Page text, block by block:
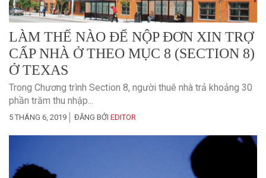
LÀM THẾ NÀO ĐỂ NỘP ĐƠN XIN TRỢ
CẤP NHÀ Ở THEO MỤC 8 (SECTION 8)
Ở TEXAS
Trong Chương trình Section 8, người thuê nhà trả khoảng 30
phần trăm thu nhập...
5 THÁNG 6, 2019 ĐĂNG BỞI EDITOR